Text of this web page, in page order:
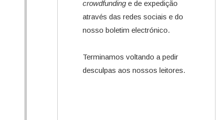
crowdfunding e de expedição
através das redes sociais e do
nosso boletim electrónico.
Terminamos voltando a pedir
desculpas aos nossos leitores.